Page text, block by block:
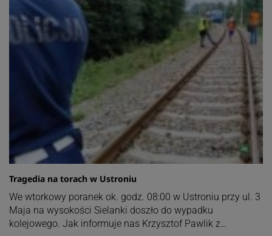
Tragedia na torach w Ustroniu
We wtorkowy poranek ok. godz. 08:00 w Ustroniu przy ul. 3
Maja na wysokości Sielanki doszło do wypadku
kolejowego. Jak informuje nas Krzysztof Pawlik z…